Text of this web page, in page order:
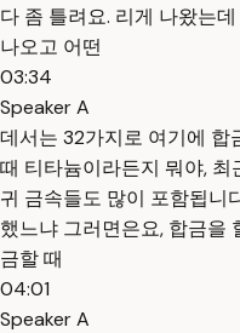
다 좀 틀려요. 리게 나왔는
나오고 어떤
03:34
Speaker A
데서는 32가지로 여기에 합
때 티타늄이라든지 뭐야,
귀 금속들도 많이 포함됩니
했느냐 그러면은요, 합금을
금할 때
04:01
Speaker A